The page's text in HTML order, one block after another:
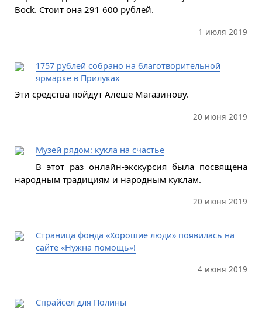
Bock. Стоит она 291 600 рублей.
1 июля 2019
1757 рублей собрано на благотворительной
ярмарке в Прилуках
Эти средства пойдут Алеше Магазинову.
20 июня 2019
Музей рядом: кукла на счастье
В этот раз онлайн-экскурсия была посвящена
народным традициям и народным куклам.
20 июня 2019
Страница фонда «Хорошие люди» появилась на
сайте «Нужна помощь»!
4 июня 2019
Спрайсел для Полины